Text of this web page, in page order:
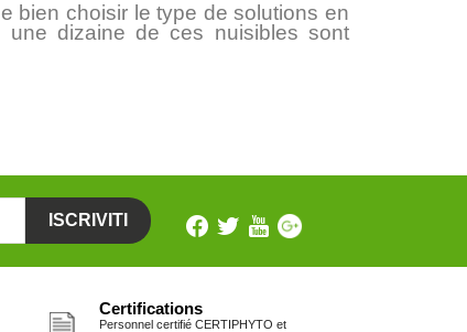
bien choisir le type de solutions en
dizaine de ces nuisibles sont
Certifications
Personnel certifié CERTIPHYTO et